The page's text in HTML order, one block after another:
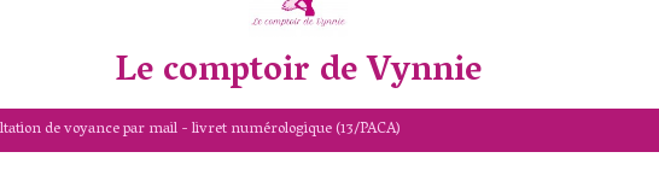
Le comptoir de Vynnie
de voyance par mail - livret numérologique (13/PACA)